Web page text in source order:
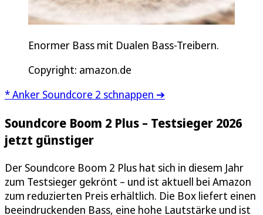
Enormer Bass mit Dualen Bass-Treibern.
Copyright: amazon.de
* Anker Soundcore 2 schnappen ➔
Soundcore Boom 2 Plus – Testsieger 2026
jetzt günstiger
Der Soundcore Boom 2 Plus hat sich in diesem Jahr
zum Testsieger gekrönt – und ist aktuell bei Amazon
zum reduzierten Preis erhältlich. Die Box liefert einen
beeindruckenden Bass, eine hohe Lautstärke und ist